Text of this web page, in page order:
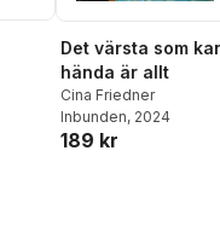
Totalt antal röster:
Det värsta som
hända är allt
Cina Friedner
Inbunden, 2024
189 kr